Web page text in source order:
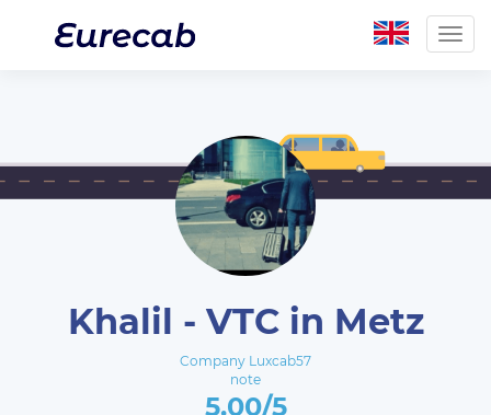
Khalil - VTC in Metz
Company Luxcab57
note
5.00/5